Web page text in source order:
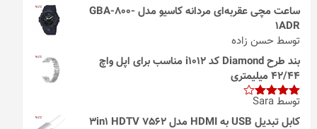
ساعت مچی عقربه‌ای مردانه کاسیو مدل GBA-800-
1ADR
توسط حسن زاده
بند طرح Diamond کد i1012 مناسب برای اپل واچ
42/44 میلیمتری
امتیاز4
از 5
توسط Sara
کابل تبدیل USB به HDMI مدل 3in1 HDTV 7562